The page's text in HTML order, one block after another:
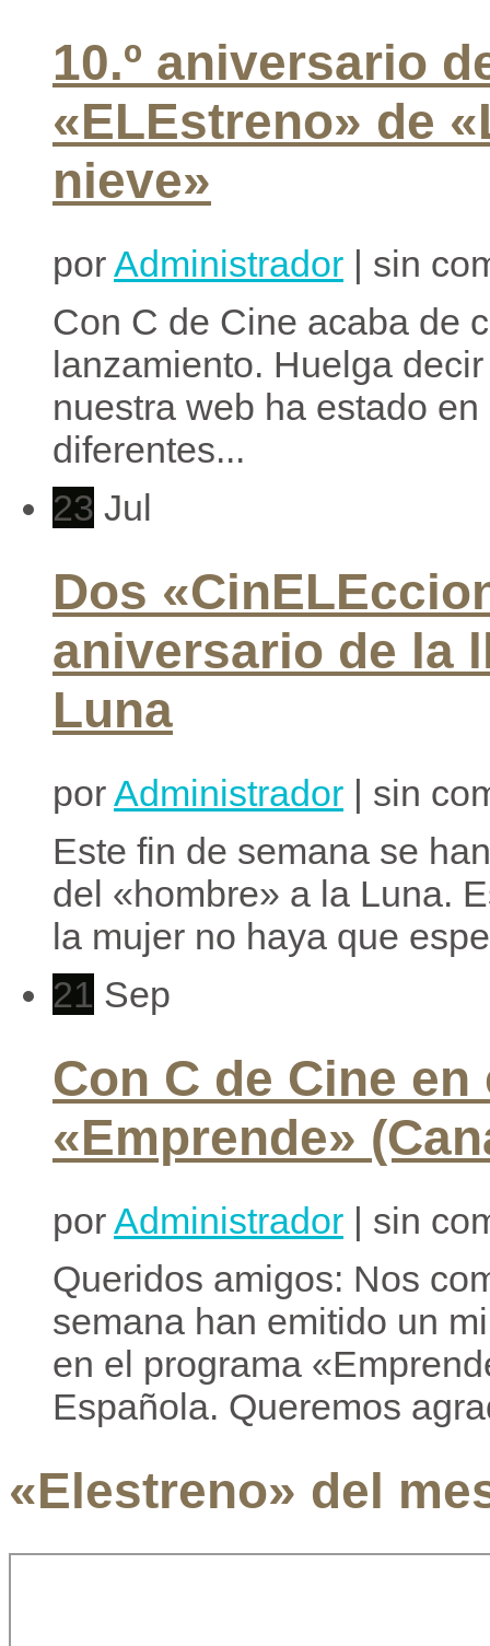
10.º aniversario
«ELEstreno» de
nieve»
porAdministrador | sin
Con C de Cine acaba de
lanzamiento. Huelga
nuestra web ha estado
diferentes...
23 Jul
Dos
aniversario de la
Luna
porAdministrador | sin
Este fin de semana se
del «hombre» a la Luna.
la mujer no haya que
21 Sep
Con C de Cine
«Emprende»
porAdministrador | sin
Queridos amigos: Nos
semana han emitido un
en el programa
Española. Queremos
«Elestreno» del